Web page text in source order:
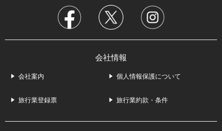
会社情報
会社案内 個人情報保護について
旅行業登録票 旅行業約款・条件